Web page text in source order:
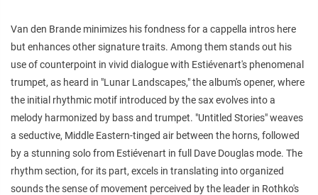
Van den Brande minimizes his fondness for a cappella intros here
but enhances other signature traits. Among them stands out his
use of counterpoint in vivid dialogue with Estiévenart's phenomenal
trumpet, as heard in "Lunar Landscapes," the album's opener, where
the initial rhythmic motif introduced by the sax evolves into a
melody harmonized by bass and trumpet. "Untitled Stories" weaves
a seductive, Middle Eastern-tinged air between the horns, followed
by a stunning solo from Estiévenart in full Dave Douglas mode. The
rhythm section, for its part, excels in translating into organized
sounds the sense of movement perceived by the leader in Rothko's